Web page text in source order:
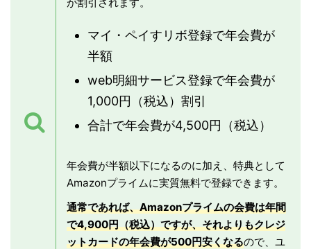
マイ・ペイすリボ登録で年会費が
半額
web明細サービス登録で年会費が
1,000円（税込）割引
合計で年会費が4,500円（税込）
年会費が半額以下になるのに加え、特典として
Amazonプライムに実質無料で登録できます。
通常であれば、Amazonプライムの会費は年間
で4,900円（税込）ですが、それよりもクレジ
ットカードの年会費が500円安くなるので、ユ